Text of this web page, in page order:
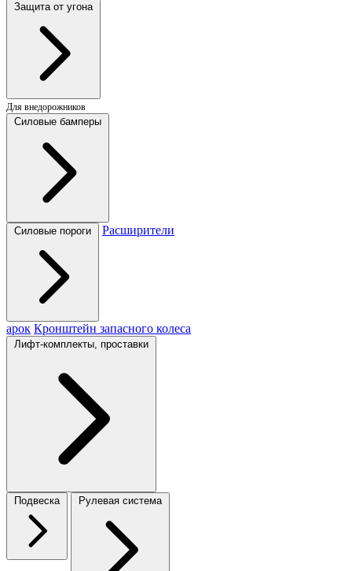
Защита от угона
Для внедорожников
Силовые бамперы
Силовые пороги Расширители
арок Кронштейн запасного колеса
Лифт-комплекты, проставки
Подвеска Рулевая система